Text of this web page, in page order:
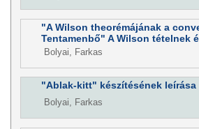
"A Wilson theorémájának a
Tentamenbő" A Wilson tételnek
Bolyai, Farkas
"Ablak-kitt" készítésének leírása
Bolyai, Farkas